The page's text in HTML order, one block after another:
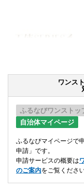
ワンス
ふるなびワンストッ
自治体マイページ
ふるなびマイページで
申請」です。
申請サービスの概要は
のご案内をご覧ください